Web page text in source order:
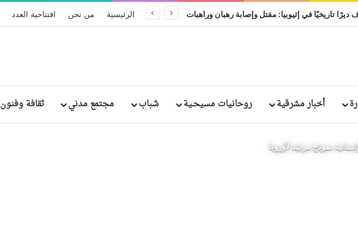
تاريخيًا في إثيوبيا: مقتل وإصابة رهبان وراهبات الرئيسية من نحن افتتاحية العدد
أخبار مشرقية روحانيات مسيحـية شباب مجتمع مدني ثقافة وفنون
نموذج مرشِد لأوروبا